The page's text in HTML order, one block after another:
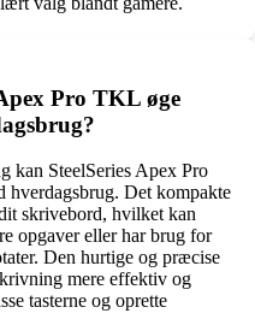
Pro TKL øge
kan SteelSeries Apex Pro
Det kompakte
skrivebord, hvilket kan
opgaver eller har brug for
Den hurtige og præcise
mere effektiv og
tasterne og oprette